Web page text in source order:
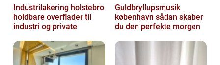
Industrilakering holstebro
holdbare overflader til
industri og private
Guldbryllupsmusik
københavn sådan skaber
du den perfekte morgen